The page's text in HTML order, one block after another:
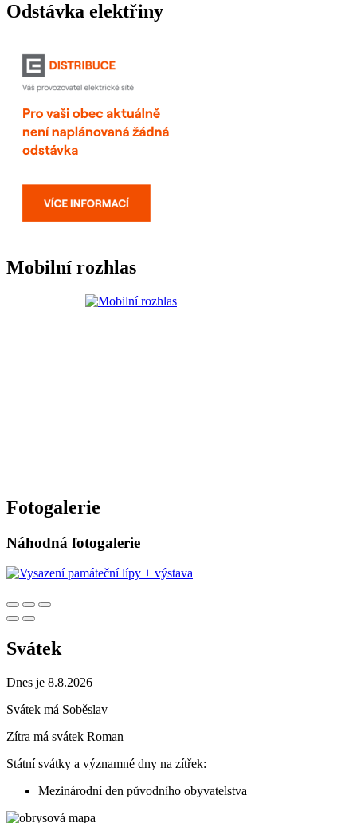
Odstávka elektřiny
Mobilní rozhlas
Fotogalerie
Náhodná fotogalerie
Svátek
Dnes je 8.8.2026
Svátek má Soběslav
Zítra má svátek Roman
Státní svátky a významné dny na zítřek:
Mezinárodní den původního obyvatelstva